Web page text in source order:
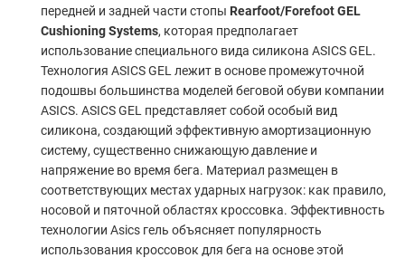
передней и задней части стопы Rearfoot/Forefoot GEL
Cushioning Systems, которая предполагает
использование специального вида силикона ASICS GEL.
Технология ASICS GEL лежит в основе промежуточной
подошвы большинства моделей беговой обуви компании
ASICS. ASICS GEL представляет собой особый вид
силикона, создающий эффективную амортизационную
систему, существенно снижающую давление и
напряжение во время бега. Материал размещен в
соответствующих местах ударных нагрузок: как правило,
носовой и пяточной областях кроссовка. Эффективность
технологии Asics гель объясняет популярность
использования кроссовок для бега на основе этой